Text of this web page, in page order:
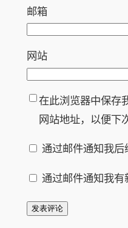
邮箱
网站
在此浏览器中保存
网站地址，以便下
通过邮件通知我后
通过邮件通知我有